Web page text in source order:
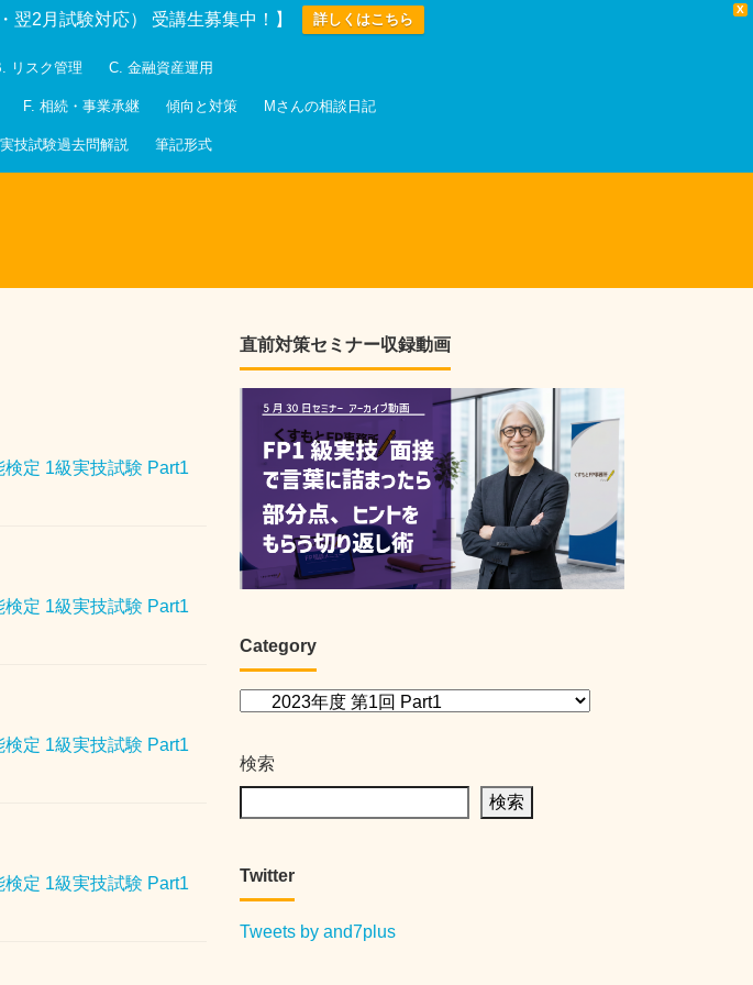
X
2月試験対応） 受講生募集中！】 詳しくはこちら
リスク管理 C. 金融資産運用
F. 相続・事業承継 傾向と対策 Mさんの相談日記
実技試験過去問解説 筆記形式
定 1級実技試験 Part1
定 1級実技試験 Part1
定 1級実技試験 Part1
定 1級実技試験 Part1
直前対策セミナー収録動画
Category
検索
検索
Twitter
Tweets by and7plus